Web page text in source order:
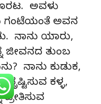
ಅವಳು
ಗಂಟೆಯಂತೆ ಅವನ
ನಾನು ಯಾರು,
ಜೀವನದ ತುಂಬ
ನಾನು ಕುಡುಕ,
ಕಳ್ಳ,